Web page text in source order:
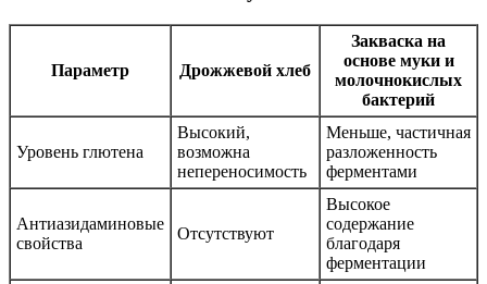
Параметр Дрожжевой хлеб
Закваска на
основе муки и
молочнокислых
бактерий
Уровень глютена
Высокий,
возможна
непереносимость
Меньше, частичная
разложенность
ферментами
Антиазидаминовые
свойства
Отсутствуют
Высокое
содержание
благодаря
ферментации